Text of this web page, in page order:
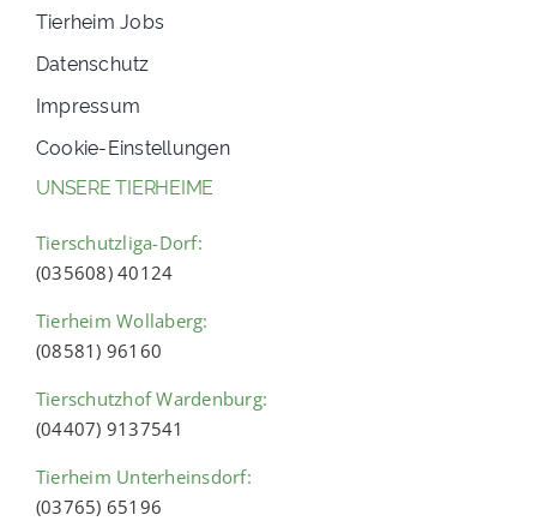
Tierheim Jobs
Datenschutz
Impressum
Cookie-Einstellungen
UNSERE TIERHEIME
Tierschutzliga-Dorf:
(035608) 40124
Tierheim Wollaberg:
(08581) 96160
Tierschutzhof Wardenburg:
(04407) 9137541
Tierheim Unterheinsdorf:
(03765) 65196